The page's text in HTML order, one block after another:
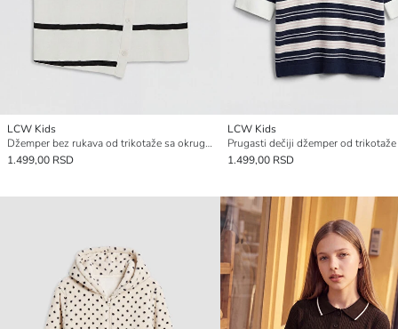
LCW Kids
Džemper bez rukava od trikotaže sa okruglim izrezom za devojčice
1.499,00 RSD
LCW Kids
1.499,00 RSD